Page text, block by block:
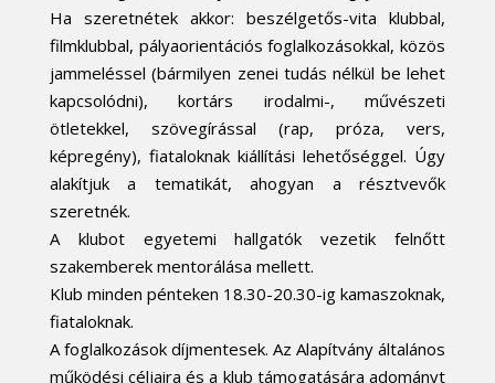
Ha szeretnétek akkor: beszélgetős-vita klubbal,
filmklubbal, pályaorientációs foglalkozásokkal, közös
jammeléssel (bármilyen zenei tudás nélkül be lehet
kapcsolódni), kortárs irodalmi-, művészeti
ötletekkel, szövegírással (rap, próza, vers,
képregény), fiataloknak kiállítási lehetőséggel. Úgy
alakítjuk a tematikát, ahogyan a résztvevők
szeretnék.
A klubot egyetemi hallgatók vezetik felnőtt
szakemberek mentorálása mellett.
Klub minden pénteken 18.30-20.30-ig kamaszoknak,
fiataloknak.
A foglalkozások díjmentesek. Az Alapítvány általános
működési céljaira és a klub támogatására adományt